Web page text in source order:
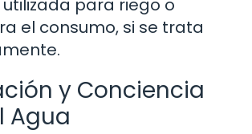
para riego o
el consumo, si se trata
y Conciencia
Agua